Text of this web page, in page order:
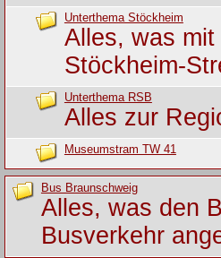
Unterthema Stöckheim
Alles, was
Stöckheim-
Unterthema RSB
Alles zur
Museumstram TW 41
Bus Braunschweig
Alles, was den
Busverkehr